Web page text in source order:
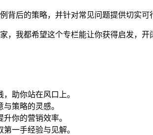
背后的策略，并针对常见问题提供切实
，我都希望这个专栏能让你获得启发，
助你站在风口上。
策略的灵感。
你的营销效率。
一手经验与见解。